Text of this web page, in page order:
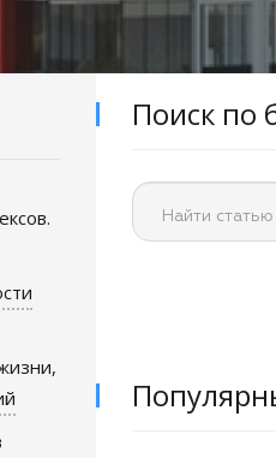
Поиск по
Найти статью